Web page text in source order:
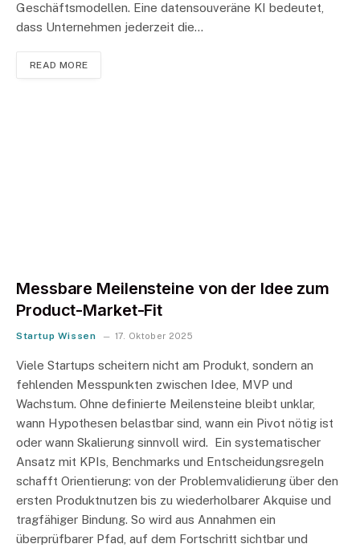
Geschäftsmodellen. Eine datensouveräne KI bedeutet,
dass Unternehmen jederzeit die…
READ MORE
Messbare Meilensteine von der Idee zum
Product-Market-Fit​​
Startup Wissen 17. Oktober 2025
Viele Startups scheitern nicht am Produkt, sondern an
fehlenden Messpunkten zwischen Idee, MVP und
Wachstum. Ohne definierte Meilensteine bleibt unklar,
wann Hypothesen belastbar sind, wann ein Pivot nötig ist
oder wann Skalierung sinnvoll wird. Ein systematischer
Ansatz mit KPIs, Benchmarks und Entscheidungsregeln
schafft Orientierung: von der Problemvalidierung über den
ersten Produktnutzen bis zu wiederholbarer Akquise und
tragfähiger Bindung. So wird aus Annahmen ein
überprüfbarer Pfad, auf dem Fortschritt sichtbar und